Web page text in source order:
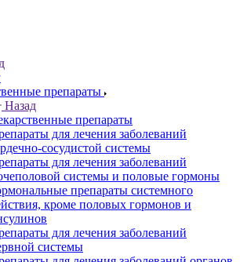
препараты
Назад
препараты
для лечения заболеваний
сосудистой системы
для лечения заболеваний
системы и половые гормоны
препараты системного
кроме половых гормонов и
для лечения заболеваний
системы